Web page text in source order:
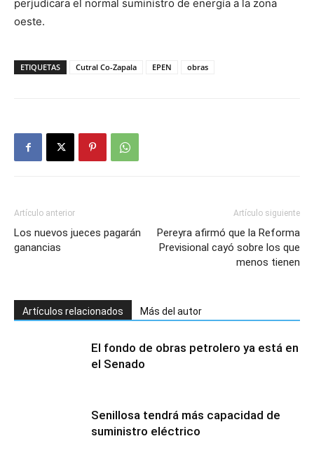
perjudicara el normal suministro de energía a la zona
oeste.
ETIQUETAS Cutral Co-Zapala EPEN obras
Artículo anterior
Los nuevos jueces pagarán
ganancias
Artículo siguiente
Pereyra afirmó que la Reforma
Previsional cayó sobre los que
menos tienen
Artículos relacionados Más del autor
El fondo de obras petrolero ya está en
el Senado
Senillosa tendrá más capacidad de
suministro eléctrico